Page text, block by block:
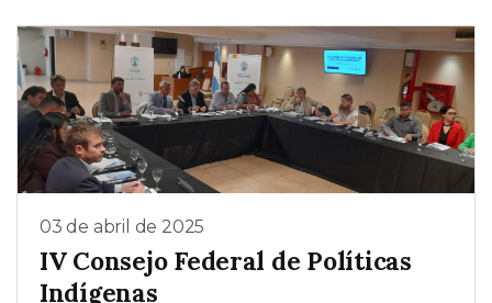
03 de abril de 2025
IV Consejo Federal de Políticas
Indígenas